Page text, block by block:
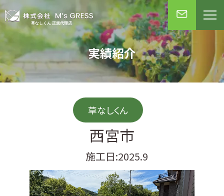
実績紹介
草なしくん
西宮市
施工日:2025.9